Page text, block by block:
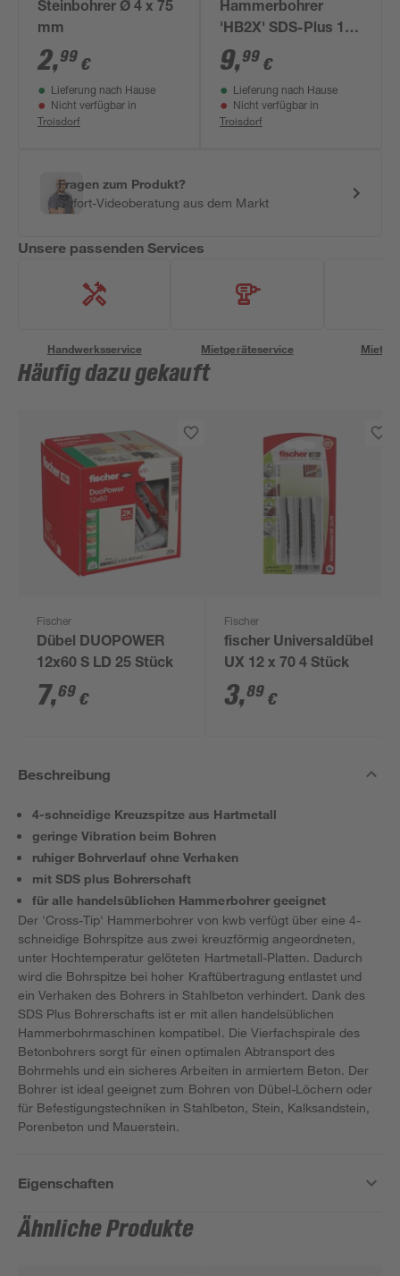
Steinbohrer Ø 4 x 75
mm
2,99 €
Lieferung nach Hause
Nicht verfügbar in
Troisdorf
Hammerbohrer
'HB2X' SDS-Plus 160
mm Ø 12 mm
9,99 €
Lieferung nach Hause
Nicht verfügbar in
Troisdorf
Fragen zum Produkt?
Sofort-Videoberatung aus dem Markt
Unsere passenden Services
Handwerksservice Mietgeräteservice
Häufig dazu gekauft
Fischer
Dübel DUOPOWER
12x60 S LD 25 Stück
7,69 €
Fischer
fischer Universaldübel
UX 12 x 70 4 Stück
3,89 €
Beschreibung
4-schneidige Kreuzspitze aus Hartmetall
geringe Vibration beim Bohren
ruhiger Bohrverlauf ohne Verhaken
mit SDS plus Bohrerschaft
für alle handelsüblichen Hammerbohrer geeignet
Der 'Cross-Tip' Hammerbohrer von kwb verfügt über eine 4-
schneidige Bohrspitze aus zwei kreuzförmig angeordneten,
unter Hochtemperatur gelöteten Hartmetall-Platten. Dadurch
wird die Bohrspitze bei hoher Kraftübertragung entlastet und
ein Verhaken des Bohrers in Stahlbeton verhindert. Dank des
SDS Plus Bohrerschafts ist er mit allen handelsüblichen
Hammerbohrmaschinen kompatibel. Die Vierfachspirale des
Betonbohrers sorgt für einen optimalen Abtransport des
Bohrmehls und ein sicheres Arbeiten in armiertem Beton. Der
Bohrer ist ideal geeignet zum Bohren von Dübel-Löchern oder
für Befestigungstechniken in Stahlbeton, Stein, Kalksandstein,
Porenbeton und Mauerstein.
Eigenschaften
Ähnliche Produkte